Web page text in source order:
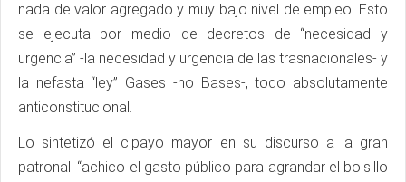
nada de valor agregado y muy bajo nivel de empleo. Esto
se ejecuta por medio de decretos de “necesidad y
urgencia” -la necesidad y urgencia de las trasnacionales- y
la nefasta “ley” Gases -no Bases-, todo absolutamente
anticonstitucional.
Lo sintetizó el cipayo mayor en su discurso a la gran
patronal: “achico el gasto público para agrandar el bolsillo